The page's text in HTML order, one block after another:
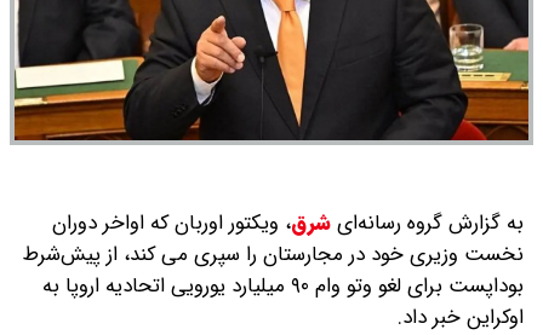
به گزارش گروه رسانه‌ایشرق، ویکتور اوربان که اواخر دوران
نخست وزیری خود در مجارستان را سپری می کند، از پیش‌شرط
بوداپست برای لغو وتو وام ۹۰ میلیارد یورویی اتحادیه اروپا به
اوکراین خبر داد.